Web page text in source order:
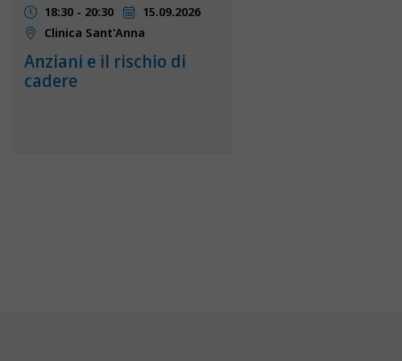
18:30 - 20:30
15.09.2026
Clinica Sant'Anna
Anziani e il rischio di
cadere